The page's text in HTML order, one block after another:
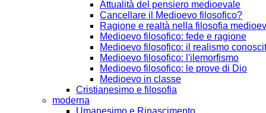
Attualità del pensiero medioevale
Cancellare il Medioevo filosofico?
Ragione e realtà nella filosofia
Medioevo filosofico: fede e ragione
Medioevo filosofico: il realismo
Medioevo filosofico: l'ilemorfismo
Medioevo filosofico: le prove di Dio
Medioevo in classe
Cristianesimo e filosofia
moderna
Umanesimo e Rinascimento